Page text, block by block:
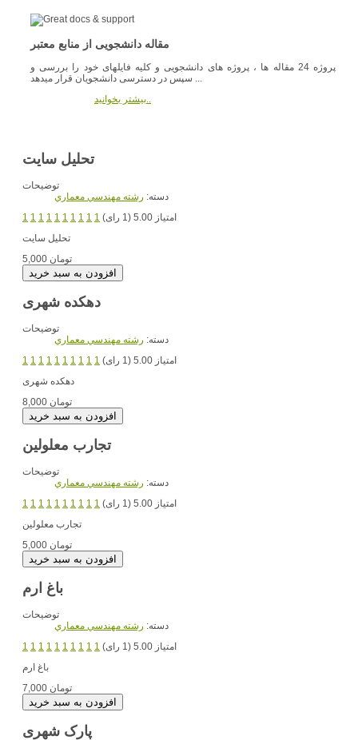
مقاله دانشجویی از منابع معتبر
پروژه 24 مقاله ها ، پروژه های دانشجویی و کلیه فایلهای خود را بررسی و
سپس در دسترسی دانشجویان قرار میدهد ...
بیشتر بخوانید..
تحلیل سایت
توضیحات
دسته: رشته مهندسي معماري
1 1 1 1 1 1 1 1 1 1
امتیاز 5.00 (1 رای)
5,000 تومان
دهکده شهری
توضیحات
دسته: رشته مهندسي معماري
1 1 1 1 1 1 1 1 1 1
امتیاز 5.00 (1 رای)
8,000 تومان
تجارب معلولین
توضیحات
دسته: رشته مهندسي معماري
1 1 1 1 1 1 1 1 1 1
امتیاز 5.00 (1 رای)
5,000 تومان
باغ ارم
توضیحات
دسته: رشته مهندسي معماري
1 1 1 1 1 1 1 1 1 1
امتیاز 5.00 (1 رای)
7,000 تومان
پارک شهری